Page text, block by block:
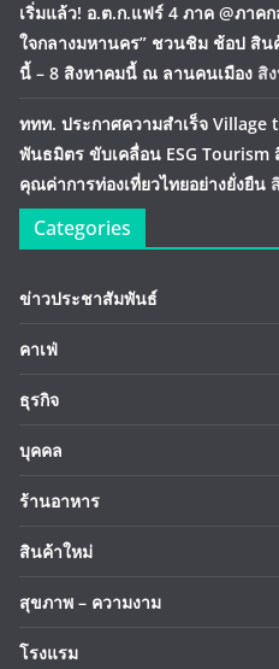
เริ่มแล้ว! อ.ต.ก.แฟร์ 4 ภาค @ภาค
ใจกลางมหานคร” ชวนชิม ช้อป สิ
นี้ – 8 สิงหาคมนี้ ณ ลานคนเมือง สิ
ททท. ประกาศความสำเร็จ
พันธมิตร ขับเคลื่อน ESG
คุณค่าการท่องเที่ยวไทยอย่างยั่งยืน
Categories
ข่าวประชาสัมพันธ์
คาเฟ่
ธุรกิจ
บุคคล
ร้านอาหาร
สินค้าใหม่
สุขภาพ – ความงาม
โรงแรม